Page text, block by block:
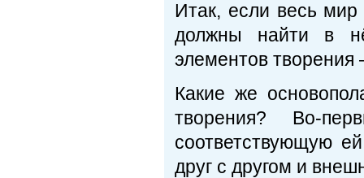
Итак, если весь
должны найти в
элементов
Какие же
творения? Во-
соответствующую
друг с другом и